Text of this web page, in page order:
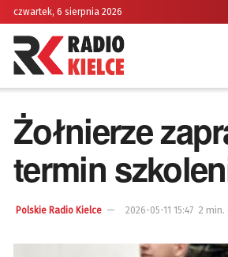
czwartek, 6 sierpnia 2026
Żołnierze
termin
Polskie Radio Kielce 2026-05-11 15:47 2 min.